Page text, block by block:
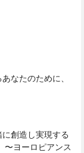
なたのために、
創造し実現する
〜ヨーロピアンス